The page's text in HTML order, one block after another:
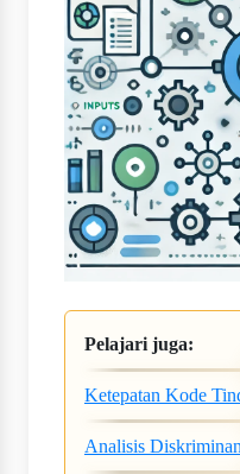
Pelajari juga:
Ketepatan Kode
Analisis